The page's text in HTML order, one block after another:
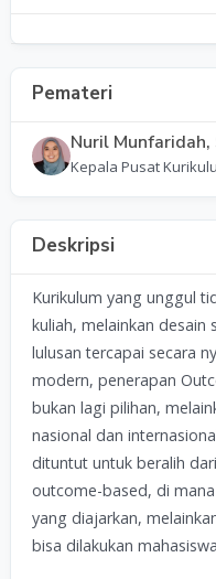
Pemateri
Nuril Munfaridah,
Kepala Pusat
Deskripsi
Kurikulum yang unggul
kuliah, melainkan
lulusan tercapai secara
modern, penerapan
bukan lagi pilihan,
nasional dan
dituntut untuk beralih
outcome-based, di
yang diajarkan,
bisa dilakukan